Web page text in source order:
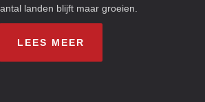
landen blijft maar groeien.
LEES MEER